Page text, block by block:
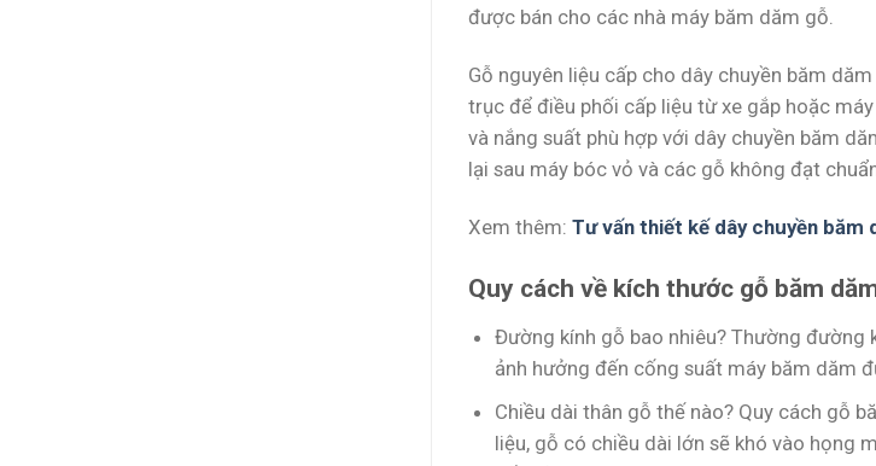
được bán cho các nhà máy băm dăm gỗ.
Gỗ nguyên liệu cấp cho dây chuyền băm
trục để điều phối cấp liệu từ xe gắp hoặc
và nắng suất phù hợp với dây chuyền băm
lại sau máy bóc vỏ và các gỗ không đạt
Xem thêm: Tư vấn thiết kế dây chuyền
Quy cách về kích thước gỗ băm
Đường kính gỗ bao nhiêu? Thường
ảnh hưởng đến cống suất máy băm dăm
Chiều dài thân gỗ thế nào? Quy cách gỗ
liệu, gỗ có chiều dài lớn sẽ khó vào họng